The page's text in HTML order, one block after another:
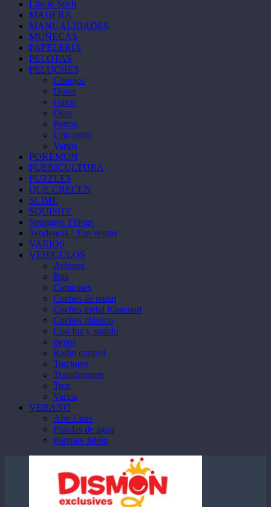
Lilo & Stich
MADERA
MANUALIDADES
MUÑECAS
PAPELERIA
PELOTAS
PELUCHES
Conejos
Dinos
Gatos
Osos
Perros
Unicornio
Varios
POKÉMON
PUERICULTURA
PUZZLES
QUE CRECEN
SLIME
SQUISHY
Strangers Things
Tendencia / Top ventas
VARIOS
VEHICULOS
Aviones
Bus
Camiones
Coches de metal
Coches metal Kinsmart
Coches plástico
Con luz y sonido
motos
Radio control
Tractores
Transformers
Tren
Varios
VERANO
Aire Libre
Pistolas de agua
Pompas Jabón